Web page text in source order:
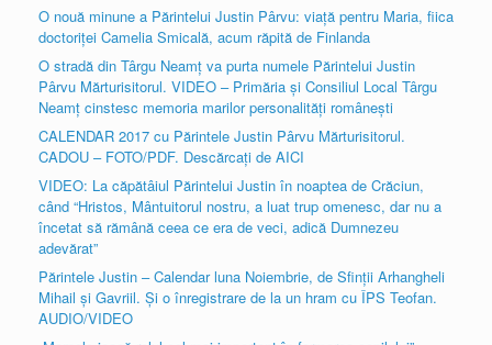
O nouă minune a Părintelui Justin Pârvu: viaţă pentru Maria, fiica
doctoriţei Camelia Smicală, acum răpită de Finlanda
O stradă din Târgu Neamţ va purta numele Părintelui Justin
Pârvu Mărturisitorul. VIDEO – Primăria şi Consiliul Local Târgu
Neamţ cinstesc memoria marilor personalităţi româneşti
CALENDAR 2017 cu Părintele Justin Pârvu Mărturisitorul.
CADOU – FOTO/PDF. Descărcaţi de AICI
VIDEO: La căpătâiul Părintelui Justin în noaptea de Crăciun,
când “Hristos, Mântuitorul nostru, a luat trup omenesc, dar nu a
încetat să rămână ceea ce era de veci, adică Dumnezeu
adevărat”
Părintele Justin – Calendar luna Noiembrie, de Sfinţii Arhangheli
Mihail şi Gavriil. Şi o înregistrare de la un hram cu ÎPS Teofan.
AUDIO/VIDEO